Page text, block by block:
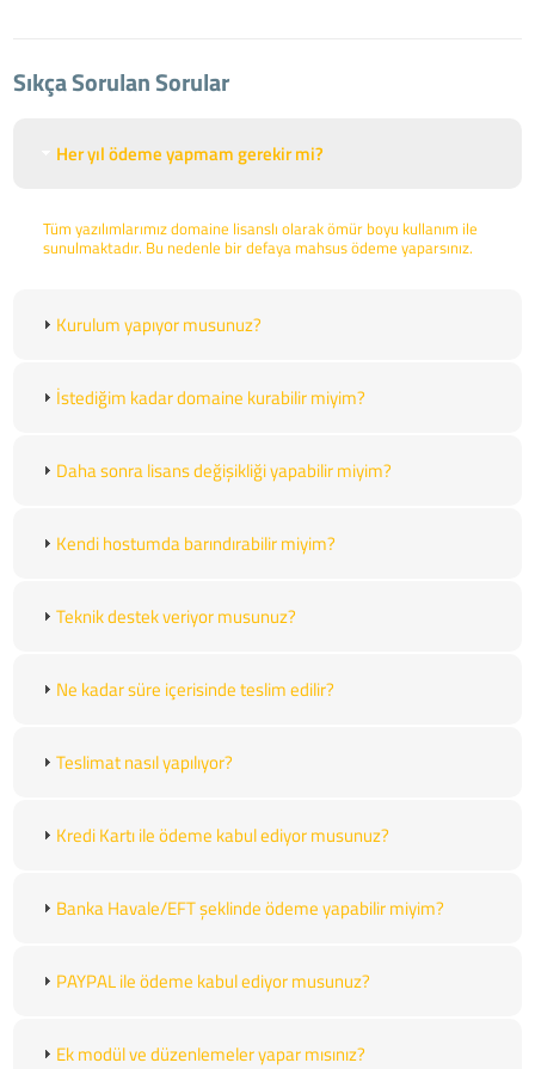
Sıkça Sorulan Sorular
Her yıl ödeme yapmam gerekir mi?
Tüm yazılımlarımız domaine lisanslı olarak ömür boyu kullanım ile
sunulmaktadır. Bu nedenle bir defaya mahsus ödeme yaparsınız.
Kurulum yapıyor musunuz?
İstediğim kadar domaine kurabilir miyim?
Daha sonra lisans değişikliği yapabilir miyim?
Kendi hostumda barındırabilir miyim?
Teknik destek veriyor musunuz?
Ne kadar süre içerisinde teslim edilir?
Teslimat nasıl yapılıyor?
Kredi Kartı ile ödeme kabul ediyor musunuz?
Banka Havale/EFT şeklinde ödeme yapabilir miyim?
PAYPAL ile ödeme kabul ediyor musunuz?
Ek modül ve düzenlemeler yapar mısınız?